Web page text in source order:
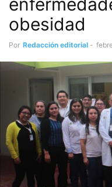
obesidad
Por Redacción editorial -